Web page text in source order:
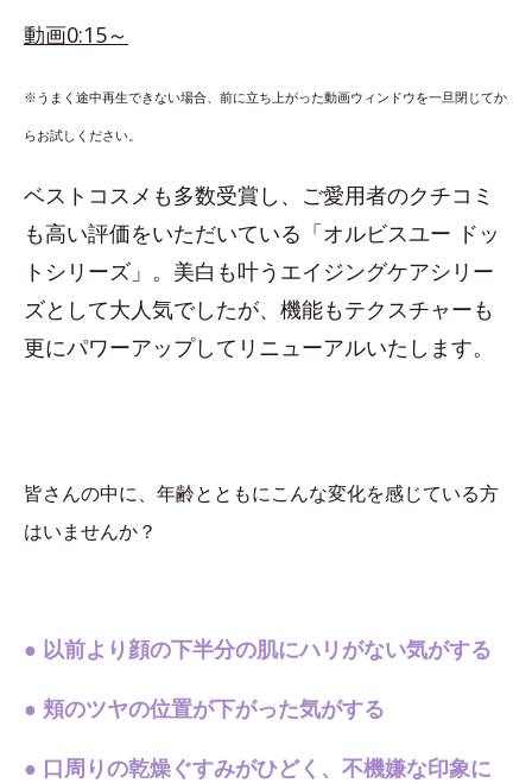
動画0:15～
※うまく途中再生できない場合、前に立ち上がった動画ウィンドウを一旦閉じてか
らお試しください。
ベストコスメも多数受賞し、ご愛用者のクチコミ
も高い評価をいただいている「オルビスユー ドッ
トシリーズ」。美白も叶うエイジングケアシリー
ズとして大人気でしたが、機能もテクスチャーも
更にパワーアップしてリニューアルいたします。
皆さんの中に、年齢とともにこんな変化を感じている方
はいませんか？
● 以前より顔の下半分の肌にハリがない気がする
● 頬のツヤの位置が下がった気がする
● 口周りの乾燥ぐすみがひどく、不機嫌な印象に